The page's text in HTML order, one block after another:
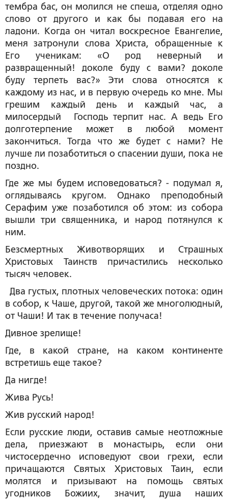
тембра бас, он молился не спеша, отделяя одно
слово от другого и как бы подавая его на
ладони. Когда он читал воскресное Евангелие,
меня затронули слова Христа, обращенные к
Его ученикам: «О род неверный и
развращенный! доколе буду с вами? доколе
буду терпеть вас?» Эти слова относятся к
каждому из нас, и в первую очередь ко мне. Мы
грешим каждый день и каждый час, а
милосердый Господь терпит нас. А ведь Его
долготерпение может в любой момент
закончиться. Тогда что же будет с нами? Не
лучше ли позаботиться о спасении души, пока не
поздно.
Где же мы будем исповедоваться? - подумал я,
оглядываясь кругом. Однако преподобный
Серафим уже позаботился об этом: из собора
вышли три священника, и народ потянулся к
ним.
Безсмертных Животворящих и Страшных
Христовых Таинств причастились несколько
тысяч человек.
Два густых, плотных человеческих потока: один
в собор, к Чаше, другой, такой же многолюдный,
от Чаши! И так в течение получаса!
Дивное зрелище!
Где, в какой стране, на каком континенте
встретишь еще такое?
Да нигде!
Жива Русь!
Жив русский народ!
Если русские люди, оставив самые неотложные
дела, приезжают в монастырь, если они
чистосердечно исповедуют свои грехи, если
причащаются Святых Христовых Таин, если
молятся и призывают на помощь святых
угодников Божиих, значит, душа наших